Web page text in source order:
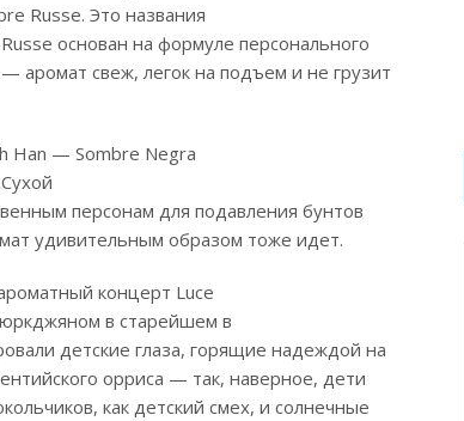
Russe. Это названия
основан на формуле персонального
аромат свеж, легок на подъем и не грузит
Han — Sombre Negra
персонам для подавления бунтов
удивительным образом тоже идет.
концерт Luce
в старейшем в
детские глаза, горящие надеждой на
орриса — так, наверное, дети
как детский смех, и солнечные